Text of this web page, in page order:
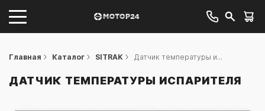
Главная Каталог SITRAK Датчик температуры и...
ДАТЧИК ТЕМПЕРАТУРЫ ИСПАРИТЕЛЯ